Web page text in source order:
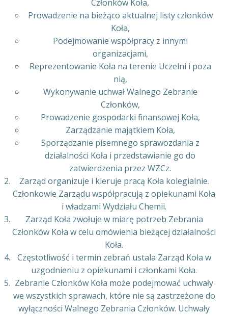
Członków Koła,
Prowadzenie na bieżąco aktualnej listy członków
Koła,
Podejmowanie współpracy z innymi
organizacjami,
Reprezentowanie Koła na terenie Uczelni i poza
nią,
Wykonywanie uchwał Walnego Zebranie
Członków,
Prowadzenie gospodarki finansowej Koła,
Zarządzanie majątkiem Koła,
Sporządzanie pisemnego sprawozdania z
działalności Koła i przedstawianie go do
zatwierdzenia przez WZCz.
Zarząd organizuje i kieruje pracą Koła kolegialnie.
Członkowie Zarządu współpracują z opiekunami Koła
i władzami Wydziału Chemii.
Zarząd Koła zwołuje w miarę potrzeb Zebrania
Członków Koła w celu omówienia bieżącej działalności
Koła.
Częstotliwość i termin zebrań ustala Zarząd Koła w
uzgodnieniu z opiekunami i członkami Koła.
Zebranie Członków Koła może podejmować uchwały
we wszystkich sprawach, które nie są zastrzeżone do
wyłączności Walnego Zebrania Członków. Uchwały